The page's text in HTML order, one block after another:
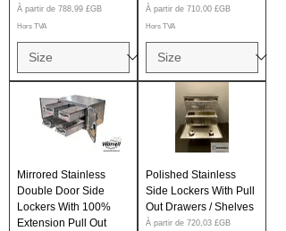
À partir de 788,99 £GB
Prix promotionnel
Hors TVA
À partir de 710,00 £GB
Prix promotionnel
Hors TVA
Mirrored Stainless
Double Door Side
Lockers With 100%
Extension Pull Out
Polished Stainless
Side Lockers With Pull
Out Drawers / Shelves
À partir de 720,03 £GB
Prix promotionnel